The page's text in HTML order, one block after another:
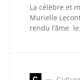
La célèbre et
Murielle
rendu l’âme